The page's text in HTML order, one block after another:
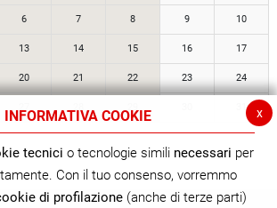
6 7 8 9 10
13 14 15 16 17
20 21 22 23 24
31 x
INFORMATIVA COOKIE
tecnici o tecnologie simili necessari per
Con il tuo consenso, vorremmo
di profilazione(anche di terze parti)